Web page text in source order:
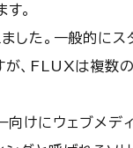
。
た。一般的にス
、FLUXは複数
向けにウェブメ